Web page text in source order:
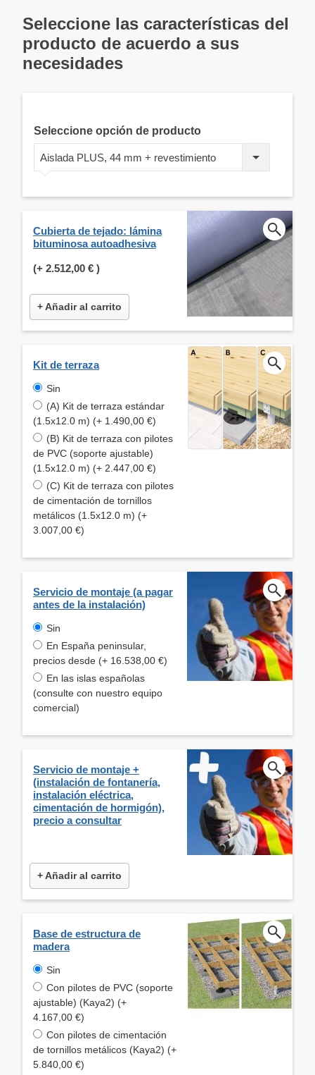
Seleccione las características del
producto de acuerdo a sus
necesidades
Seleccione opción de producto
Aislada PLUS, 44 mm + revestimiento
Cubierta de tejado: lámina
bituminosa autoadhesiva
(+ 2.512,00 € )
+ Añadir al carrito
Kit de terraza
Sin
(A) Kit de terraza estándar
(1.5x12.0 m) (+ 1.490,00 €)
(B) Kit de terraza con pilotes
de PVC (soporte ajustable)
(1.5x12.0 m) (+ 2.447,00 €)
(C) Kit de terraza con pilotes
de cimentación de tornillos
metálicos (1.5x12.0 m) (+
3.007,00 €)
Servicio de montaje (a pagar
antes de la instalación)
Sin
En España peninsular,
precios desde (+ 16.538,00 €)
En las islas españolas
(consulte con nuestro equipo
comercial)
Servicio de montaje +
(instalación de fontanería,
instalación eléctrica,
cimentación de hormigón),
precio a consultar
+ Añadir al carrito
Base de estructura de
madera
Sin
Con pilotes de PVC (soporte
ajustable) (Kaya2) (+
4.167,00 €)
Con pilotes de cimentación
de tornillos metálicos (Kaya2) (+
5.840,00 €)